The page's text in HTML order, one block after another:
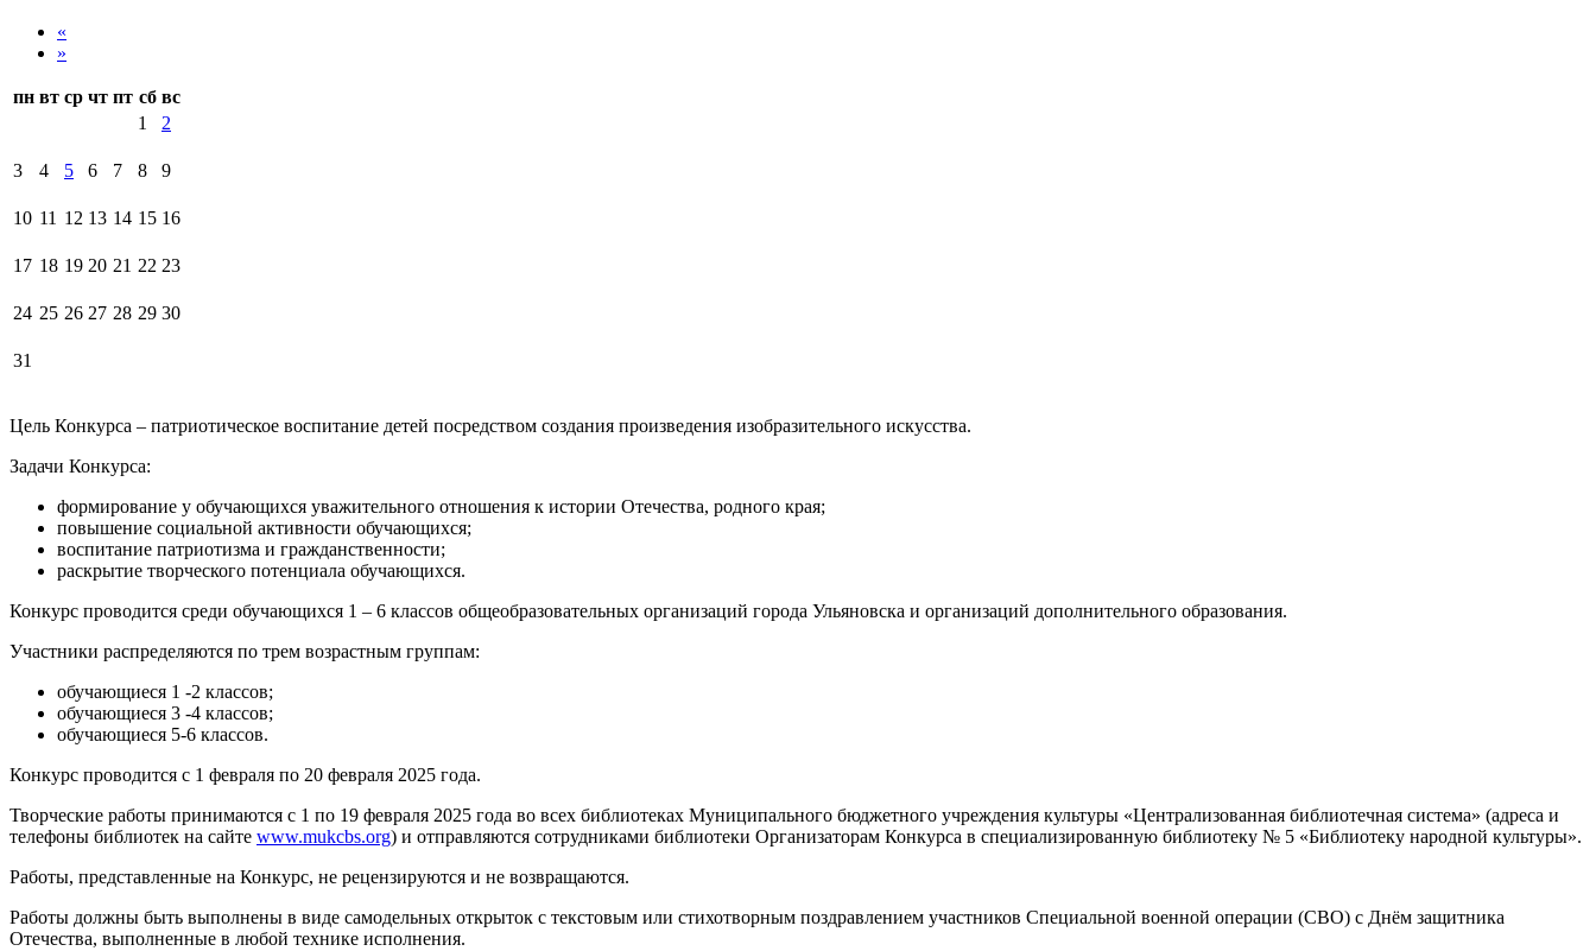
«
»
пн вт ср чт пт сб вс
1
2
3 4 5 6 7 8 9
10 11 12 13 14 15 16
17 18 19 20 21 22 23
24 25 26 27 28 29 30
31
Цель Конкурса – патриотическое воспитание детей посредством создания произведения изобразительного искусства.
Задачи Конкурса:
формирование у обучающихся уважительного отношения к истории Отечества, родного края;
повышение социальной активности обучающихся;
воспитание патриотизма и гражданственности;
раскрытие творческого потенциала обучающихся.
Конкурс проводится среди обучающихся 1 – 6 классов общеобразовательных организаций города Ульяновска и организаций дополнительного образования.
Участники распределяются по трем возрастным группам:
обучающиеся 1 -2 классов;
обучающиеся 3 -4 классов;
обучающиеся 5-6 классов.
Конкурс проводится с 1 февраля по 20 февраля 2025 года.
Творческие работы принимаются с 1 по 19 февраля 2025 года во всех библиотеках Муниципального бюджетного учреждения культуры «Централизованная библиотечная система» (адреса и
телефоны библиотек на сайте www.mukcbs.org) и отправляются сотрудниками библиотеки Организаторам Конкурса в специализированную библиотеку № 5 «Библиотеку народной культуры».
Работы, представленные на Конкурс, не рецензируются и не возвращаются.
Работы должны быть выполнены в виде самодельных открыток с текстовым или стихотворным поздравлением участников Специальной военной операции (СВО) с Днём защитника
Отечества, выполненные в любой технике исполнения.